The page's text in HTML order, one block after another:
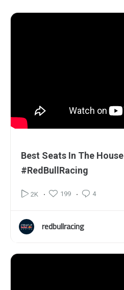
Best Seats In The House
#RedBullRacing
2K 199 4
redbullracing